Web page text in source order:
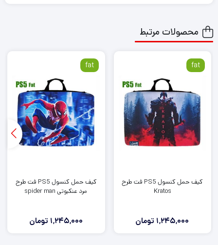
محصولات مرتبط
fat
کیف حمل کنسول PS5 فت طرح
Kratos
1,245,000 تومان
fat
کیف حمل کنسول PS5 فت طرح
مرد عنکبوتی spider man
1,245,000 تومان